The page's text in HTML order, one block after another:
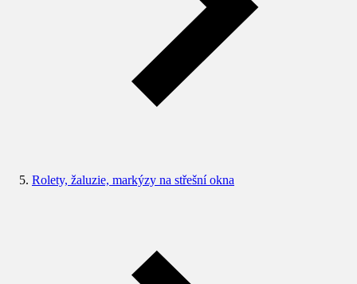
Rolety, žaluzie, markýzy na střešní okna